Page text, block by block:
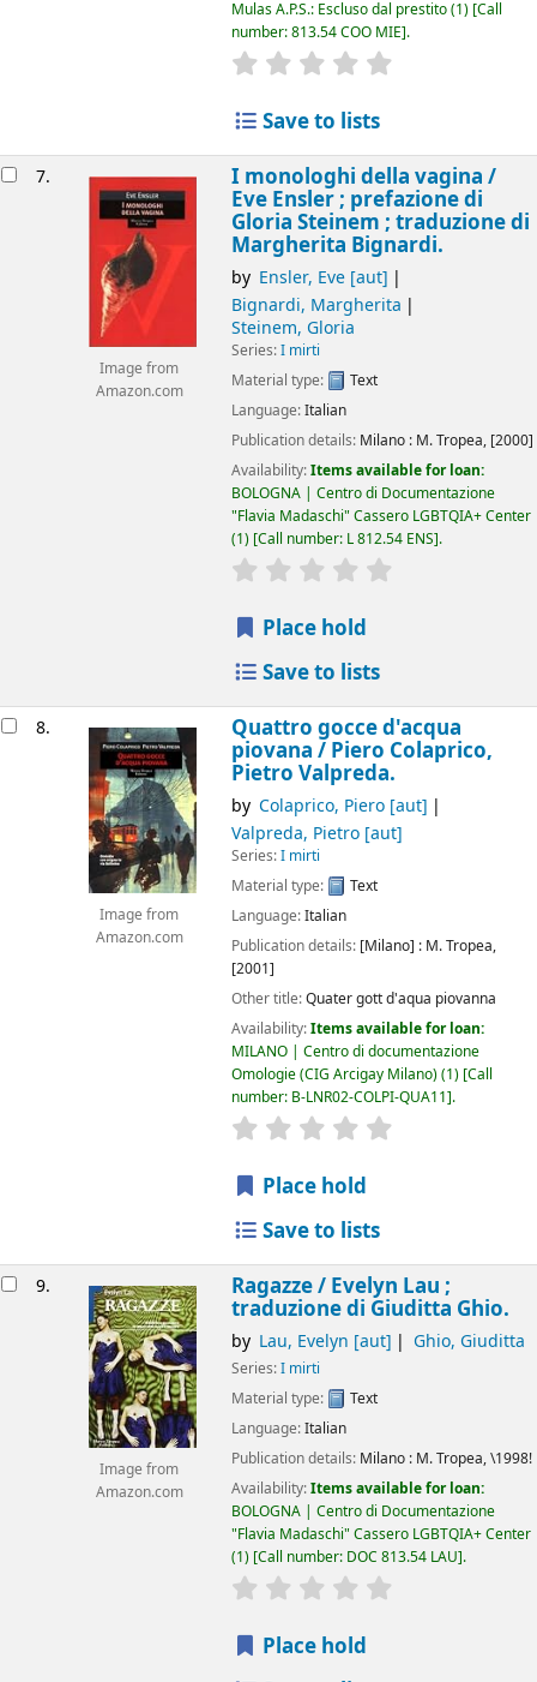
Mulas A.P.S.: Escluso dal prestito(1) Call
number:813.54 COO MIE .
star rating
Save to lists
7.
Image from
Amazon.com
I monologhi della vagina /
Eve Ensler ; prefazione di
Gloria Steinem ; traduzione di
Margherita Bignardi.
by Ensler, Eve[aut]
Bignardi, Margherita
Steinem, Gloria
Series:I mirti
Material type:
Text
Language:Italian
Publication details: Milano : M. Tropea, [2000]
Availability:Items available for loan:
BOLOGNA | Centro di Documentazione
"Flavia Madaschi" Cassero LGBTQIA+ Center
(1) Call number: L 812.54 ENS .
star rating
Place hold
Save to lists
8.
Image from
Amazon.com
Quattro gocce d'acqua
piovana / Piero Colaprico,
Pietro Valpreda.
by Colaprico, Piero[aut]
Valpreda, Pietro[aut]
Series:I mirti
Material type:
Text
Language:Italian
Publication details: [Milano] : M. Tropea,
[2001]
Other title:Quater gott d'aqua piovanna
Availability:Items available for loan:
MILANO | Centro di documentazione
Omologie (CIG Arcigay Milano)(1) Call
number: B-LNR02-COLPI-QUA11 .
star rating
Place hold
Save to lists
9.
Image from
Amazon.com
Ragazze / Evelyn Lau ;
traduzione di Giuditta Ghio.
by Lau, Evelyn [aut] Ghio, Giuditta
Series:I mirti
Material type:
Text
Language:Italian
Publication details: Milano : M. Tropea,\1998!
Availability:Items available for loan:
BOLOGNA | Centro di Documentazione
"Flavia Madaschi" Cassero LGBTQIA+ Center
(1) Call number: DOC 813.54 LAU .
star rating
Place hold